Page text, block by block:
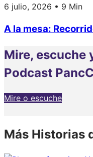
6 julio, 2026 • 9 Min
A la mesa:
Mire, escuche
Podcast
Mire o escuche
Más Historias